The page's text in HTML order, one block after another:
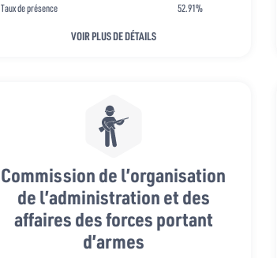
Taux de présence 52.91%
VOIR PLUS DE DÉTAILS
Commission de l’organisation
de l’administration et des
affaires des forces portant
d’armes